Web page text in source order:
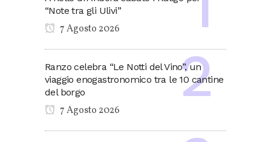
“Note tra gli Ulivi”
7 Agosto 2026
Ranzo celebra “Le Notti del Vino”, un
viaggio enogastronomico tra le 10 cantine
del borgo
7 Agosto 2026